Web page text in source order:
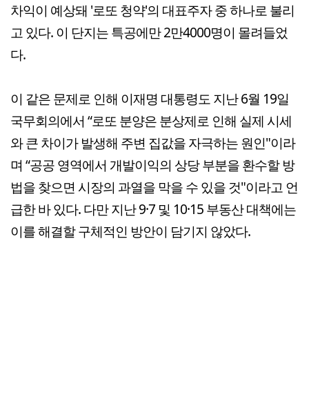
차익이 예상돼 '로또 청약'의 대표주자 중 하나로 불리
고 있다. 이 단지는 특공에만 2만4000명이 몰려들었
다.
이 같은 문제로 인해 이재명 대통령도 지난 6월 19일
국무회의에서 “로또 분양은 분상제로 인해 실제 시세
와 큰 차이가 발생해 주변 집값을 자극하는 원인"이라
며 “공공 영역에서 개발이익의 상당 부분을 환수할 방
법을 찾으면 시장의 과열을 막을 수 있을 것"이라고 언
급한 바 있다. 다만 지난 9·7 및 10·15 부동산 대책에는
이를 해결할 구체적인 방안이 담기지 않았다.